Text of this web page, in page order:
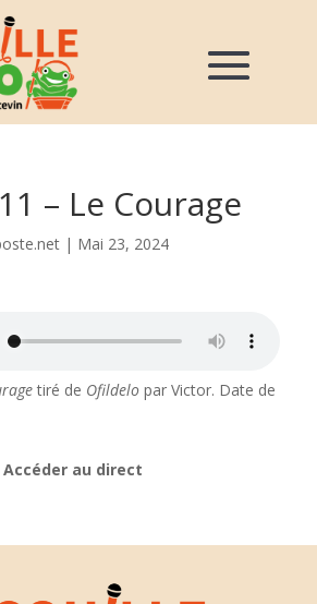
– Le Courage
| Mai 23, 2024
tiré de Ofildelopar Victor. Date de
Accéder au direct